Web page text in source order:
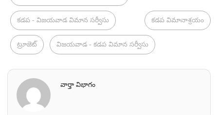
కడప - విజయవాడ విమాన సర్వీసు కడప విమానాశ్రయం
ట్రూజెట్ విజయవాడ - కడప విమాన సర్వీసు
వార్తా విభాగం